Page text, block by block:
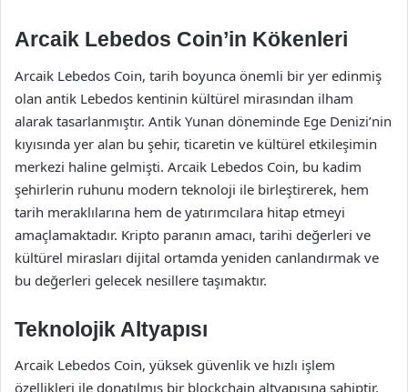
Arcaik Lebedos Coin’in Kökenleri
Arcaik Lebedos Coin, tarih boyunca önemli bir yer edinmiş
olan antik Lebedos kentinin kültürel mirasından ilham
alarak tasarlanmıştır. Antik Yunan döneminde Ege Denizi’nin
kıyısında yer alan bu şehir, ticaretin ve kültürel etkileşimin
merkezi haline gelmişti. Arcaik Lebedos Coin, bu kadim
şehirlerin ruhunu modern teknoloji ile birleştirerek, hem
tarih meraklılarına hem de yatırımcılara hitap etmeyi
amaçlamaktadır. Kripto paranın amacı, tarihi değerleri ve
kültürel mirasları dijital ortamda yeniden canlandırmak ve
bu değerleri gelecek nesillere taşımaktır.
Teknolojik Altyapısı
Arcaik Lebedos Coin, yüksek güvenlik ve hızlı işlem
özellikleri ile donatılmış bir blockchain altyapısına sahiptir.